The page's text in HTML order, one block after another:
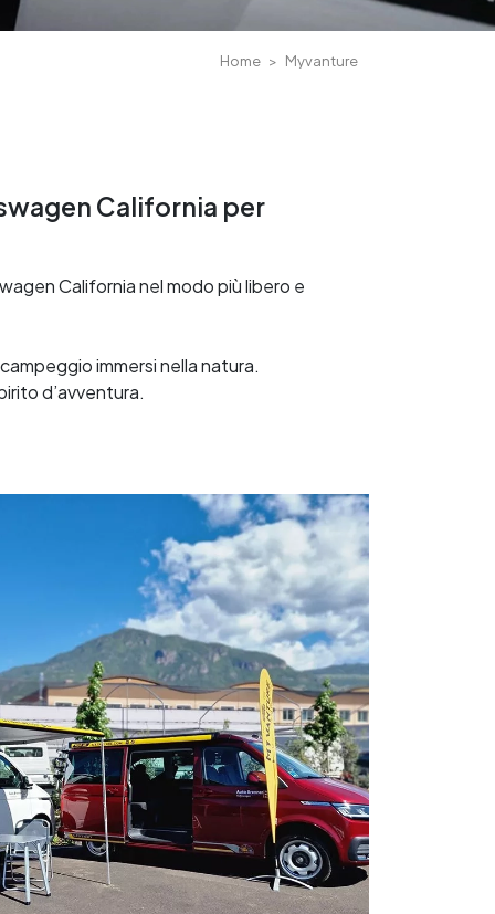
Home Myvanture
California per
California nel modo più libero e
immersi nella natura.
d’avventura.